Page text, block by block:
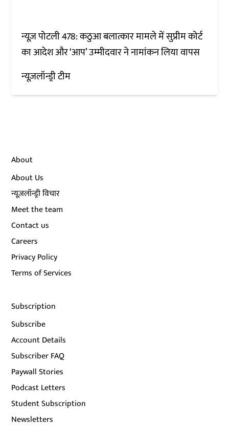
न्यूज़ पोटली 478: कठुआ बलात्कार मामले में सुप्रीम कोर्ट
का आदेश और ‘आप’ उम्मीदवार ने नामांकन लिया वापस
न्यूज़लॉन्ड्री टीम
About
About Us
न्यूज़लॉन्ड्री विचार
Meet the team
Contact us
Careers
Privacy Policy
Terms of Services
Subscription
Subscribe
Account Details
Subscriber FAQ
Paywall Stories
Podcast Letters
Student Subscription
Newsletters